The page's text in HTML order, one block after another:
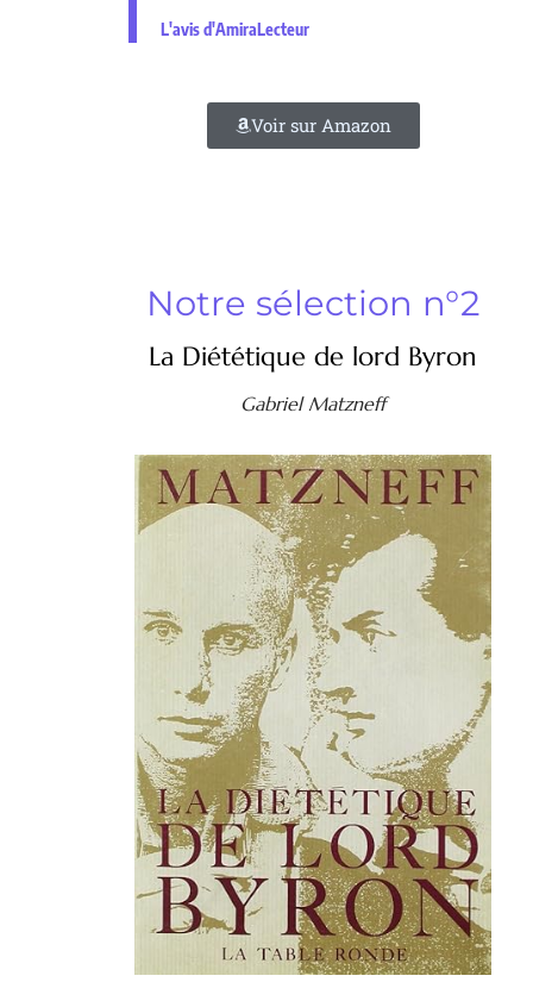
L'avis d'AmiraLecteur
Voir sur Amazon
Notre sélection n°2
La Diététique de lord Byron
Gabriel Matzneff